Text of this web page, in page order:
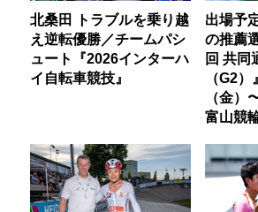
北桑田 トラブルを乗り越
え逆転優勝／チームパシ
ュート『2026インターハ
イ自転車競技』
出場予
の推薦
回 共同
（G2
（金）
富山競